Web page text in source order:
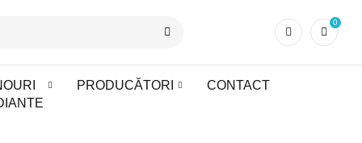
0
PRODUCĂTORI CONTACT